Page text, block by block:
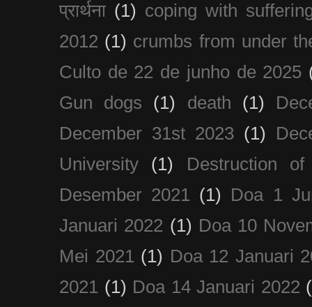
प्रार्थना (1) coping with
2012 (1) crumbs from under
Culto de 22 de junho de 2025
Gun dogs
(1) death (1)
December 31st 2023 (1)
University
(1)
Destruction
Desember 2021 (1)
Doa 1
Januari 2022 (1) Doa 10
Mei 2021 (1) Doa 12 Januari
2021 (1) Doa 14 Januari 2022